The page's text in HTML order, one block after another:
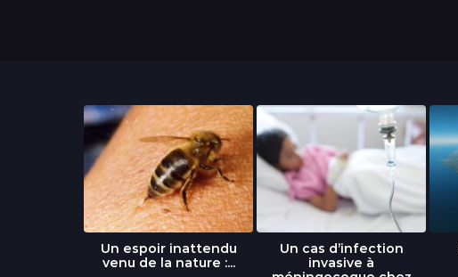
Un espoir inattendu
venu de la nature :...
Un cas d’infection
invasive à